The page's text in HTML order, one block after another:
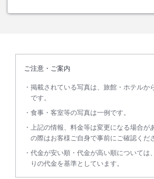
ご注意・ご案内
掲載されている写真は、旅館・ホテルか
です。
食事・客室等の写真は一例です。
上記の情報、料金等は変更になる場合が
の際はお客様ご自身で事前にご確認くだ
代金が安い順・代金が高い順については
りの代金を基準としています。